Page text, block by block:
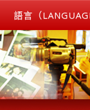
語言（